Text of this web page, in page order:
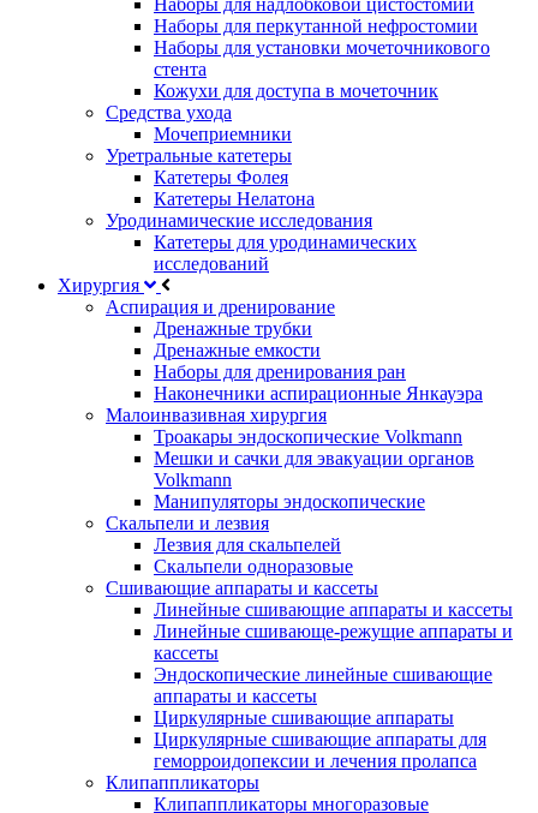
Наборы для надлобковой цистостомии
Наборы для перкутанной нефростомии
Наборы для установки мочеточникового
стента
Кожухи для доступа в мочеточник
Средства ухода
Мочеприемники
Уретральные катетеры
Катетеры Фолея
Катетеры Нелатона
Уродинамические исследования
Катетеры для уродинамических
исследований
Хирургия
Аспирация и дренирование
Дренажные трубки
Дренажные емкости
Наборы для дренирования ран
Наконечники аспирационные Янкауэра
Малоинвазивная хирургия
Троакары эндоскопические Volkmann
Мешки и сачки для эвакуации органов
Volkmann
Манипуляторы эндоскопические
Скальпели и лезвия
Лезвия для скальпелей
Скальпели одноразовые
Сшивающие аппараты и кассеты
Линейные сшивающие аппараты и кассеты
Линейные сшивающе-режущие аппараты и
кассеты
Эндоскопические линейные сшивающие
аппараты и кассеты
Циркулярные сшивающие аппараты
Циркулярные сшивающие аппараты для
геморроидопексии и лечения пролапса
Клипаппликаторы
Клипаппликаторы многоразовые